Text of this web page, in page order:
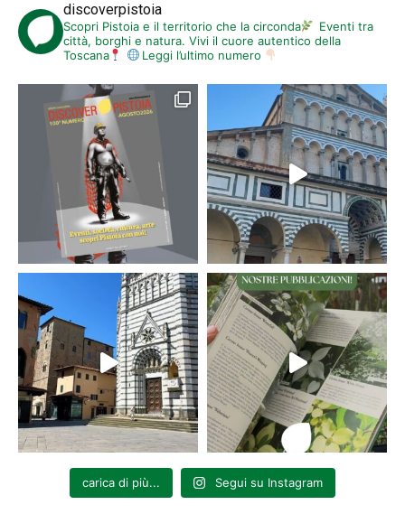
discoverpistoia
Scopri Pistoia e il territorio che la circonda
Eventi tra
città, borghi e natura. Vivi il cuore autentico della
Toscana
Leggi l’ultimo numero
carica di più... Segui su Instagram